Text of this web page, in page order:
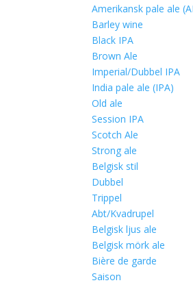
Amerikansk pale ale
Barley wine
Black IPA
Brown Ale
Imperial/Dubbel IPA
India pale ale (IPA)
Old ale
Session IPA
Scotch Ale
Strong ale
Belgisk stil
Dubbel
Trippel
Abt/Kvadrupel
Belgisk ljus ale
Belgisk mörk ale
Bière de garde
Saison